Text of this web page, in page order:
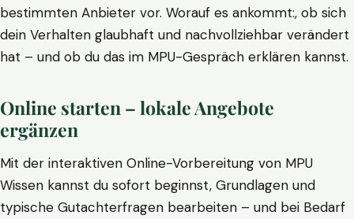
bestimmten Anbieter vor. Worauf es ankommt:, ob sich
dein Verhalten glaubhaft und nachvollziehbar verändert
hat – und ob du das im MPU-Gespräch erklären kannst.
Online starten – lokale Angebote
ergänzen
Mit der interaktiven Online-Vorbereitung von MPU
Wissen kannst du sofort beginnst, Grundlagen und
typische Gutachterfragen bearbeiten – und bei Bedarf